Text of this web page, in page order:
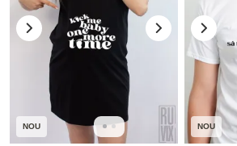
NOU NOU